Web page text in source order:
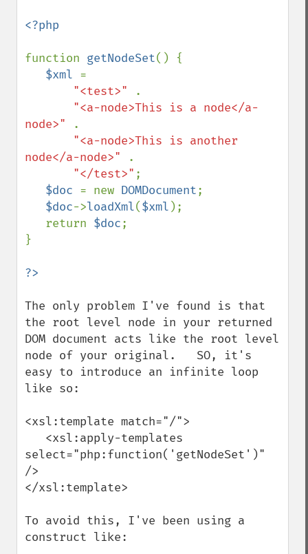
<?php
function getNodeSet() {
$xml =
"<test>"
.
"<a-node>This is a node</a-
node>"
.
"<a-node>This is another
node</a-node>"
.
"</test>" ;
$doc = new DOMDocument;
$doc->loadXml($xml );
   return
$doc;
}
The only problem I've found is that
the root level node in your returned
DOM document acts like the root level
node of your original.   SO, it's
easy to introduce an infinite loop
like so:
<xsl:template match="/">
select="php:function('getNodeSet')"
/>
</xsl:template>
To avoid this, I've been using a
construct like: